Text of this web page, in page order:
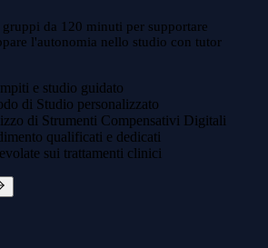
da 120 minuti per supportare
l'autonomia nello studio con tutor
e studio guidato
di Studio personalizzato
di Strumenti Compensativi Digitali
qualificati e dedicati
sui trattamenti clinici